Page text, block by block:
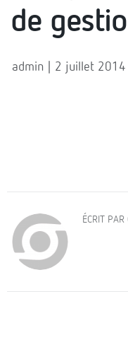
de
admin | 2 juillet 2014
ÉCRIT PAR